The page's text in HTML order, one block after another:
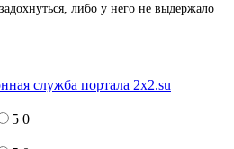
либо у него не выдержало
служба портала 2x2.su
5 0